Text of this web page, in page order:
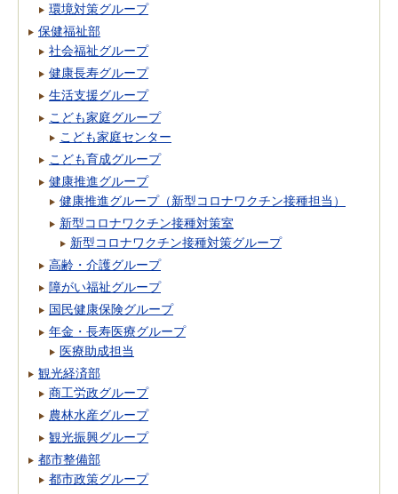
環境対策グループ
保健福祉部
社会福祉グループ
健康長寿グループ
生活支援グループ
こども家庭グループ
こども家庭センター
こども育成グループ
健康推進グループ
健康推進グループ（新型コロナワクチン接種担当）
新型コロナワクチン接種対策室
新型コロナワクチン接種対策グループ
高齢・介護グループ
障がい福祉グループ
国民健康保険グループ
年金・長寿医療グループ
医療助成担当
観光経済部
商工労政グループ
農林水産グループ
観光振興グループ
都市整備部
都市政策グループ